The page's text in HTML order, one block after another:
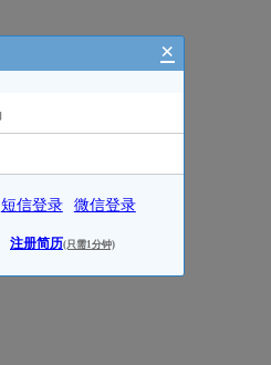
×
短信登录 微信登录
注册简历(只需1分钟)